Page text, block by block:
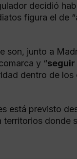
decidió
figura el de
son, junto a
y “
dentro de
está previsto
donde